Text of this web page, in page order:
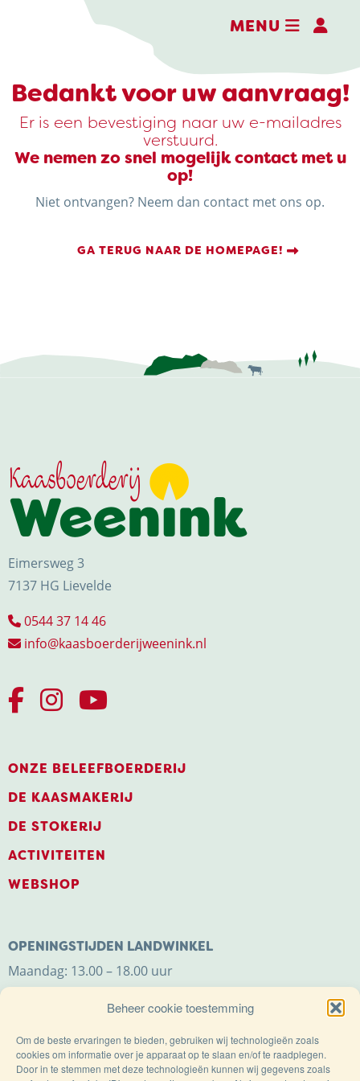
Beheer cookie toestemming
Om de beste ervaringen te bieden, gebruiken wij technologieën zoals
cookies om informatie over je apparaat op te slaan en/of te raadplegen.
Door in te stemmen met deze technologieën kunnen wij gegevens zoals
MENU
DE BELEEFBOERDERIJ
DE KAASMAKERIJ
ACTIVITEITEN
WEBSHOP
Kaasboerderij Weenink
Eimersweg 3
7137 HG Lievelde
info@kaasboerderijweenink.nl
Trots op de Achterhoek! | © Kaasboerderij Weenink
Privacybeleid
Bedankt voor uw aanvraag!
Er is een bevestiging naar uw e-mailadres
verstuurd.
We nemen zo snel mogelijk contact met u
op!
Niet ontvangen? Neem dan contact met ons op.
GA TERUG NAAR DE HOMEPAGE!
Eimersweg 3
7137 HG Lievelde
0544 37 14 46
info@kaasboerderijweenink.nl
ONZE BELEEFBOERDERIJ
DE KAASMAKERIJ
DE STOKERIJ
ACTIVITEITEN
WEBSHOP
OPENINGSTIJDEN LANDWINKEL
Maandag: 13.00 – 18.00 uur
Zondag: 11.00 – 18.00 uur